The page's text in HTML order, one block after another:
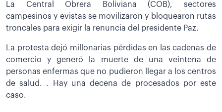
La Central Obrera Boliviana (COB), sectores
campesinos y evistas se movilizaron y bloquearon rutas
troncales para exigir la renuncia del presidente Paz.
La protesta dejó millonarias pérdidas en las cadenas de
comercio y generó la muerte de una veintena de
personas enfermas que no pudieron llegar a los centros
de salud. . Hay una decena de procesados por este
caso.